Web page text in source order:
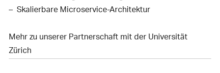
Skalierbare Microservice-Architektur
Mehr zu unserer Partnerschaft mit der Universität
Zürich